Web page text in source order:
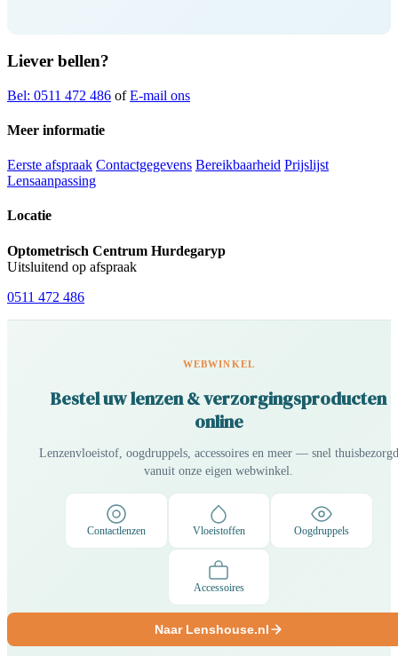
Liever bellen?
Bel: 0511 472 486 of E-mail ons
Meer informatie
Eerste afspraak Contactgegevens Bereikbaarheid Prijslijst
Lensaanpassing
Locatie
Optometrisch Centrum Hurdegaryp
Uitsluitend op afspraak
0511 472 486
WEBWINKEL
Bestel uw lenzen & verzorgingsproducten
online
Lenzenvloeistof, oogdruppels, accessoires en meer — snel thuisbezorgd
vanuit onze eigen webwinkel.
Contactlenzen Vloeistoffen Oogdruppels
Accessoires
Naar Lenshouse.nl